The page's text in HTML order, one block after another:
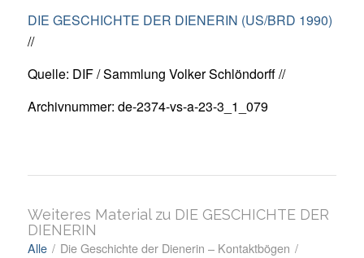
DIE GESCHICHTE DER DIENERIN (US/BRD 1990)
//
Quelle: DIF / Sammlung Volker Schlöndorff //
Archivnummer: de-2374-vs-a-23-3_1_079
Weiteres Material zu DIE GESCHICHTE DER
DIENERIN
Alle / Die Geschichte der Dienerin – Kontaktbögen /